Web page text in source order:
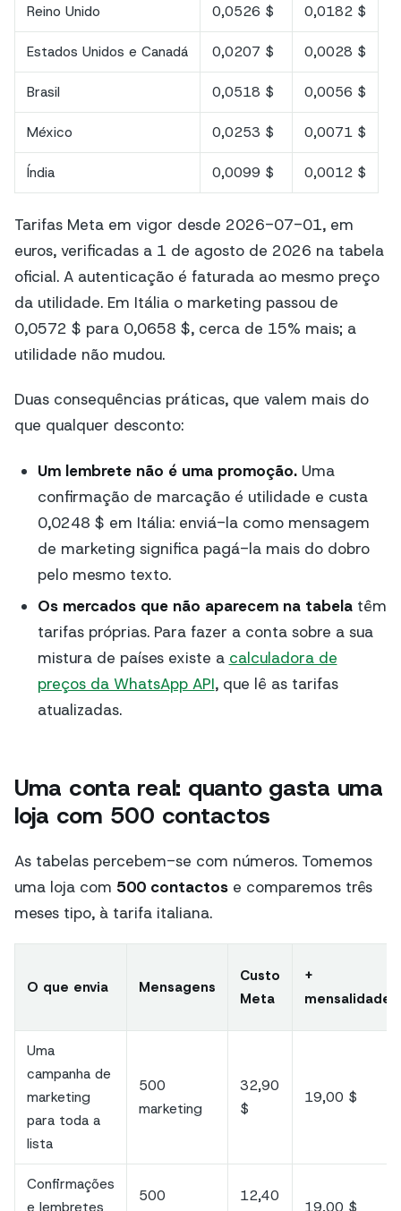
Reino Unido 0,0526 $ 0,0182 $
Estados Unidos e Canadá 0,0207 $ 0,0028 $
Brasil 0,0518 $ 0,0056 $
México 0,0253 $ 0,0071 $
Índia 0,0099 $ 0,0012 $
Tarifas Meta em vigor desde 2026-07-01, em
euros, verificadas a 1 de agosto de 2026 na tabela
oficial. A autenticação é faturada ao mesmo preço
da utilidade. Em Itália o marketing passou de
0,0572 $ para 0,0658 $, cerca de 15% mais; a
utilidade não mudou.
Duas consequências práticas, que valem mais do
que qualquer desconto:
Um lembrete não é uma promoção.Uma
confirmação de marcação é utilidade e custa
0,0248 $ em Itália: enviá-la como mensagem
de marketing significa pagá-la mais do dobro
pelo mesmo texto.
Os mercados que não aparecem na tabelatêm
tarifas próprias. Para fazer a conta sobre a sua
mistura de países existe a calculadora de
preços da WhatsApp API, que lê as tarifas
atualizadas.
Uma conta real: quanto gasta uma
loja com 500 contactos
As tabelas percebem-se com números. Tomemos
uma loja com 500 contactos e comparemos três
meses tipo, à tarifa italiana.
O que envia Mensagens
Custo
Meta
+
mensalidade
Uma
campanha de
marketing
para toda a
lista
500
marketing
32,90
$
19,00 $
Confirmações
500
12,40